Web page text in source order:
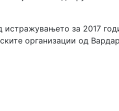
истражувањето за 2017
организации од